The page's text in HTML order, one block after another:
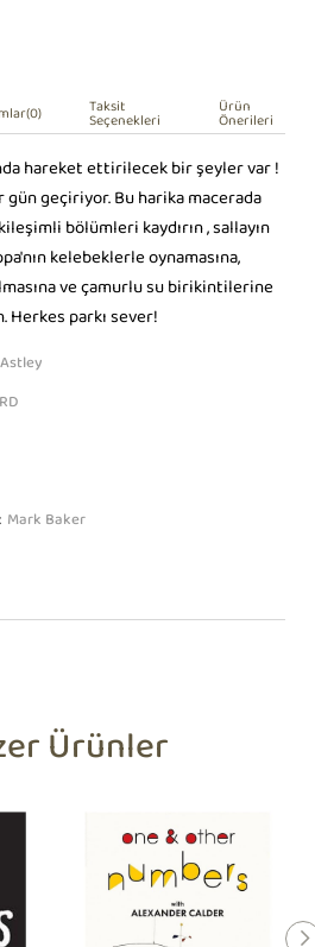
(0) Taksit
Seçenekleri Ürün
Önerileri
hareket ettirilecek bir şeyler var !
geçiriyor. Bu harika macerada
bölümleri kaydırın , sallayın
kelebeklerle oynamasına,
ve çamurlu su birikintilerine
Herkes parkı sever!
Mark Baker
Ürünler